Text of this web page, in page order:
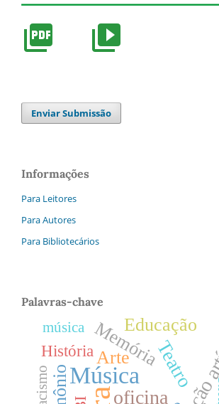
Enviar Submissão
Informações
Para Leitores
Para Autores
Para Bibliotecários
Palavras-chave
Música
oficina
Teatro
Arte
Memória
Educação
História
música